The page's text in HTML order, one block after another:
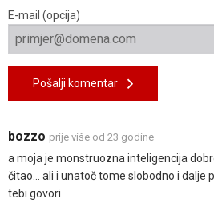
E-mail (opcija)
Pošalji komentar
bozzo prije više od 23 godine
a moja je monstruozna inteligencija
čitao... ali i unatoč tome slobodno i dalje
tebi govori